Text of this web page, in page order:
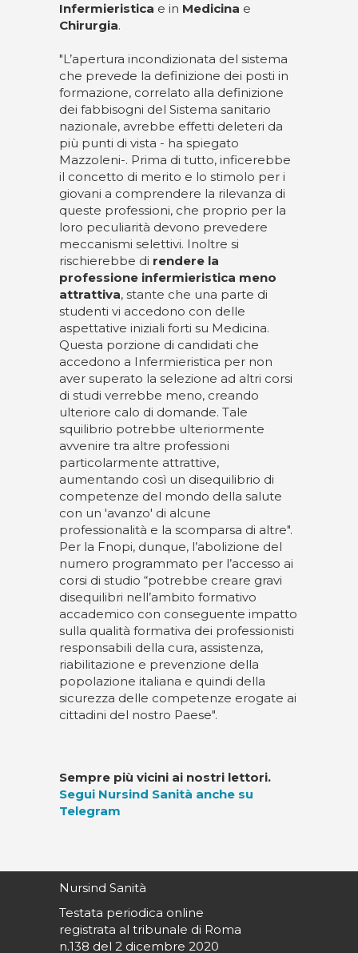
Infermieristica e in Medicina e
Chirurgia.
"L’apertura incondizionata del sistema
che prevede la definizione dei posti in
formazione, correlato alla definizione
dei fabbisogni del Sistema sanitario
nazionale, avrebbe effetti deleteri da
più punti di vista - ha spiegato
Mazzoleni-. Prima di tutto, inficerebbe
il concetto di merito e lo stimolo per i
giovani a comprendere la rilevanza di
queste professioni, che proprio per la
loro peculiarità devono prevedere
meccanismi selettivi. Inoltre si
rischierebbe di rendere la
professione infermieristica meno
attrattiva, stante che una parte di
studenti vi accedono con delle
aspettative iniziali forti su Medicina.
Questa porzione di candidati che
accedono a Infermieristica per non
aver superato la selezione ad altri corsi
di studi verrebbe meno, creando
ulteriore calo di domande. Tale
squilibrio potrebbe ulteriormente
avvenire tra altre professioni
particolarmente attrattive,
aumentando così un disequilibrio di
competenze del mondo della salute
con un 'avanzo' di alcune
professionalità e la scomparsa di altre".
Per la Fnopi, dunque, l’abolizione del
numero programmato per l’accesso ai
corsi di studio “potrebbe creare gravi
disequilibri nell’ambito formativo
accademico con conseguente impatto
sulla qualità formativa dei professionisti
responsabili della cura, assistenza,
riabilitazione e prevenzione della
popolazione italiana e quindi della
sicurezza delle competenze erogate ai
cittadini del nostro Paese".
Sempre più vicini ai nostri lettori.
Segui Nursind Sanità anche su
Telegram
Nursind Sanità
Testata periodica online
registrata al tribunale di Roma
n.138 del 2 dicembre 2020